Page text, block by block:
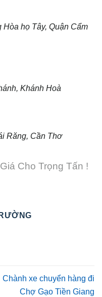
họ Tây, Quận Cẩm
Khánh Hoà
Răng, Cần Thơ
Cho Trọng Tấn !
Chành xe chuyển hàng đi
Chợ Gạo Tiền Giang